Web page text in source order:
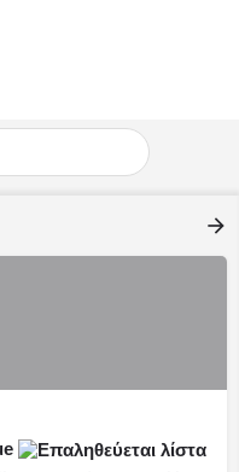
available use up and down